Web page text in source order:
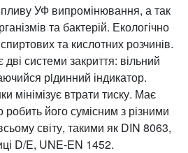
УФ випромінювання, а так
та бактерій. Екологічно
та кислотних розчинів.
системи закриття: вільний
рiдинний індикатор.
мінімізує втрати тиску. Має
робить його сумісним з різними
світу, такими як DIN 8063,
D/E, UNE-EN 1452.